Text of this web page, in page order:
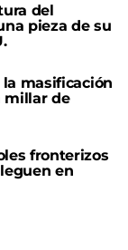
del
pieza de su
masificación
millar de
fronterizos
en